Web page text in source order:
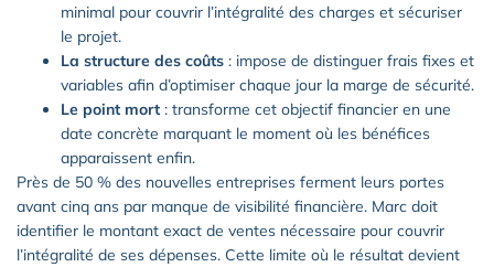
minimal pour couvrir l’intégralité des charges et sécuriser
le projet.
La structure des coûts : impose de distinguer frais fixes et
variables afin d’optimiser chaque jour la marge de sécurité.
Le point mort : transforme cet objectif financier en une
date concrète marquant le moment où les bénéfices
apparaissent enfin.
Près de 50 % des nouvelles entreprises ferment leurs portes
avant cinq ans par manque de visibilité financière. Marc doit
identifier le montant exact de ventes nécessaire pour couvrir
l’intégralité de ses dépenses. Cette limite où le résultat devient